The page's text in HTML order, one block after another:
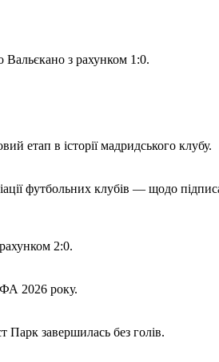
з рахунком 1:0.
етап в історії мадридського клубу.
футбольних клубів — щодо
2:0.
2026 року.
завершилась без голів.